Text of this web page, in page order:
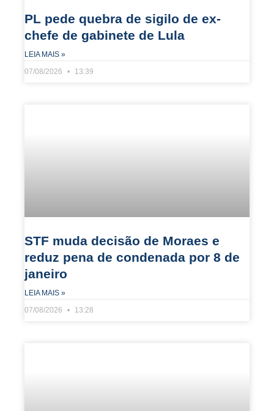
PL pede quebra de sigilo de ex-
chefe de gabinete de Lula
LEIA MAIS »
07/08/2026
13:39
STF muda decisão de Moraes e
reduz pena de condenada por 8 de
janeiro
LEIA MAIS »
07/08/2026
13:28